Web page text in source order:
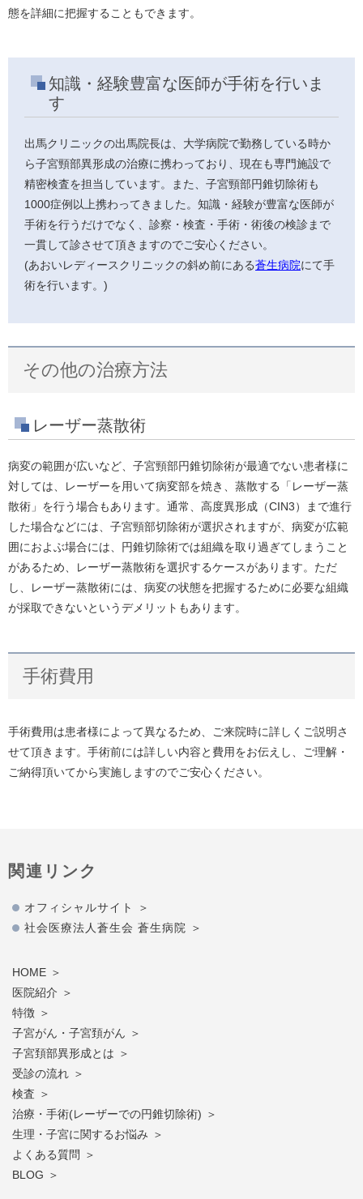
態を詳細に把握することもできます。
知識・経験豊富な医師が手術を行いま
す
出馬クリニックの出馬院長は、大学病院で勤務している時か
ら子宮頸部異形成の治療に携わっており、現在も専門施設で
精密検査を担当しています。また、子宮頸部円錐切除術も
1000症例以上携わってきました。知識・経験が豊富な医師が
手術を行うだけでなく、診察・検査・手術・術後の検診まで
一貫して診させて頂きますのでご安心ください。
(あおいレディースクリニックの斜め前にある蒼生病院にて手
術を行います。)
その他の治療方法
レーザー蒸散術
病変の範囲が広いなど、子宮頸部円錐切除術が最適でない患者様に
対しては、レーザーを用いて病変部を焼き、蒸散する「レーザー蒸
散術」を行う場合もあります。通常、高度異形成（CIN3）まで進行
した場合などには、子宮頸部切除術が選択されますが、病変が広範
囲におよぶ場合には、円錐切除術では組織を取り過ぎてしまうこと
があるため、レーザー蒸散術を選択するケースがあります。ただ
し、レーザー蒸散術には、病変の状態を把握するために必要な組織
が採取できないというデメリットもあります。
手術費用
手術費用は患者様によって異なるため、ご来院時に詳しくご説明さ
せて頂きます。手術前には詳しい内容と費用をお伝えし、ご理解・
ご納得頂いてから実施しますのでご安心ください。
関連リンク
オフィシャルサイト
社会医療法人蒼生会 蒼生病院
HOME
医院紹介
特徴
子宮がん・子宮頚がん
子宮頚部異形成とは
受診の流れ
検査
治療・手術(レーザーでの円錐切除術)
生理・子宮に関するお悩み
よくある質問
BLOG